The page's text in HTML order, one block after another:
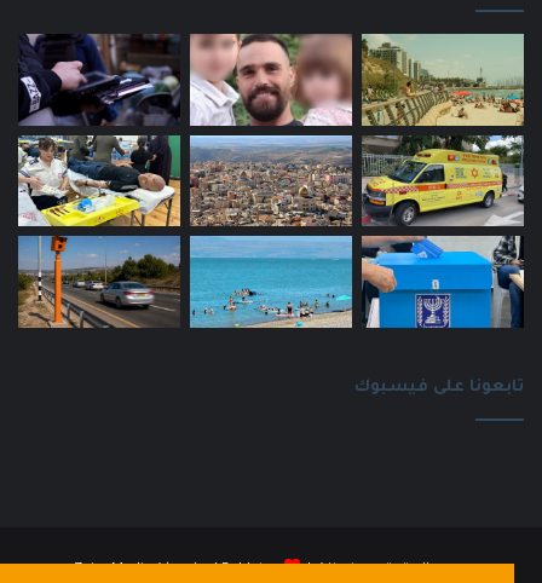
تابعونا على فيسبوك